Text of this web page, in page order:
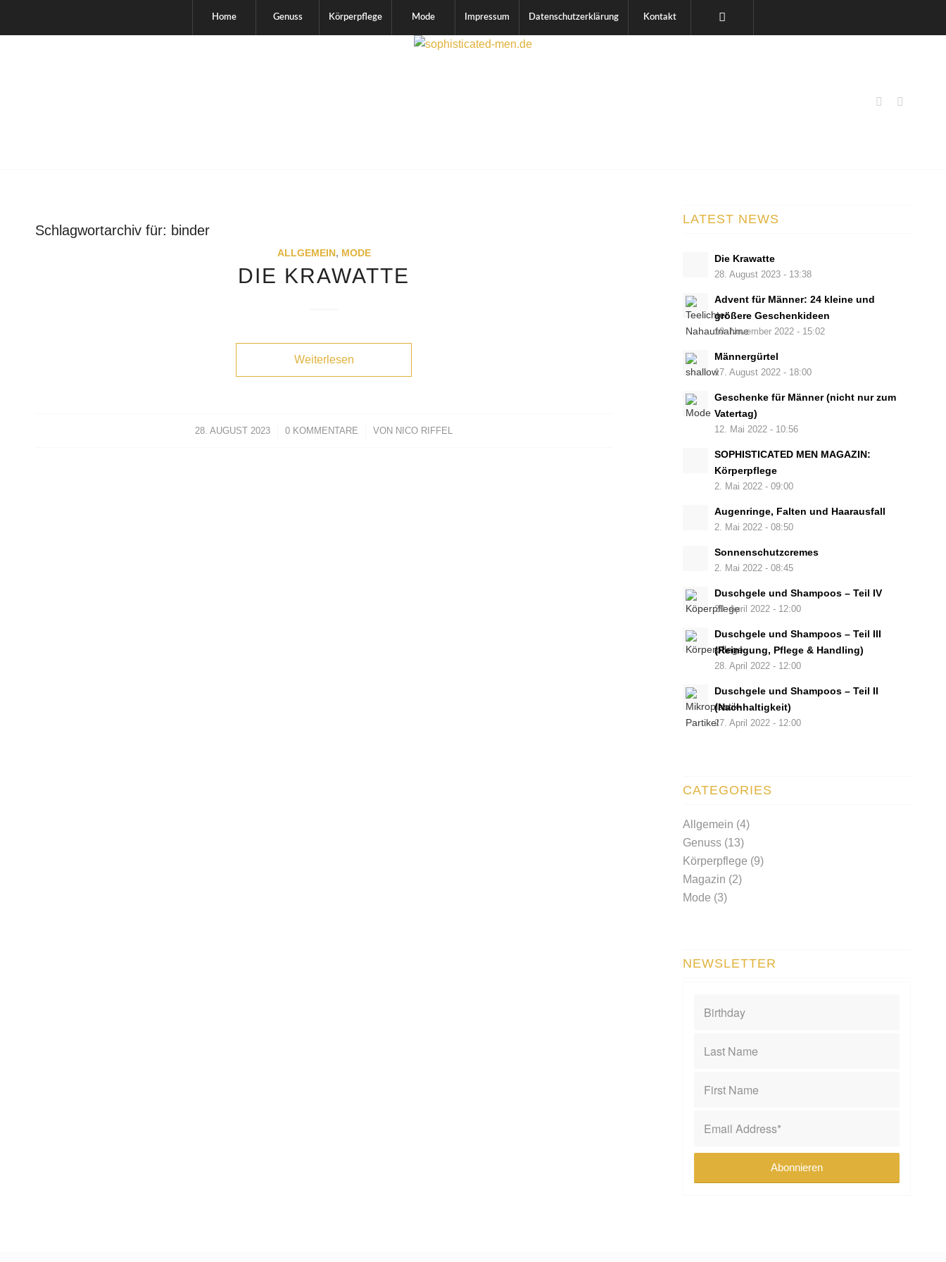
Home Genuss Körperpflege Mode Impressum Datenschutzerklärung Kontakt
Schlagwortarchiv für: binder
ALLGEMEIN, MODE
DIE KRAWATTE
Weiterlesen
28. AUGUST 2023
/ 0 KOMMENTARE
/ VON NICO RIFFEL
LATEST NEWS
Die Krawatte
28. August 2023 - 13:38
Advent für Männer: 24 kleine und
größere Geschenkideen
10. November 2022 - 15:02
Männergürtel
17. August 2022 - 18:00
Geschenke für Männer (nicht nur zum
Vatertag)
12. Mai 2022 - 10:56
SOPHISTICATED MEN MAGAZIN:
Körperpflege
2. Mai 2022 - 09:00
Augenringe, Falten und Haarausfall
2. Mai 2022 - 08:50
Sonnenschutzcremes
2. Mai 2022 - 08:45
Duschgele und Shampoos – Teil IV
29. April 2022 - 12:00
Duschgele und Shampoos – Teil III
(Reinigung, Pflege & Handling)
28. April 2022 - 12:00
Duschgele und Shampoos – Teil II
(Nachhaltigkeit)
27. April 2022 - 12:00
CATEGORIES
Allgemein (4)
Genuss(13)
Körperpflege (9)
Magazin (2)
Mode (3)
NEWSLETTER